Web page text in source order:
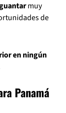
muy
de
en ningún
Panamá